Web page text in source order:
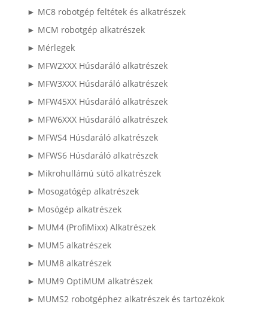
► MC8 robotgép feltétek és alkatrészek
► MCM robotgép alkatrészek
► Mérlegek
► MFW2XXX Húsdaráló alkatrészek
► MFW3XXX Húsdaráló alkatrészek
► MFW45XX Húsdaráló alkatrészek
► MFW6XXX Húsdaráló alkatrészek
► MFWS4 Húsdaráló alkatrészek
► MFWS6 Húsdaráló alkatrészek
► Mikrohullámú sütő alkatrészek
► Mosogatógép alkatrészek
► Mosógép alkatrészek
► MUM4 (ProfiMixx) Alkatrészek
► MUM5 alkatrészek
► MUM8 alkatrészek
► MUM9 OptiMUM alkatrészek
► MUMS2 robotgéphez alkatrészek és tartozékok